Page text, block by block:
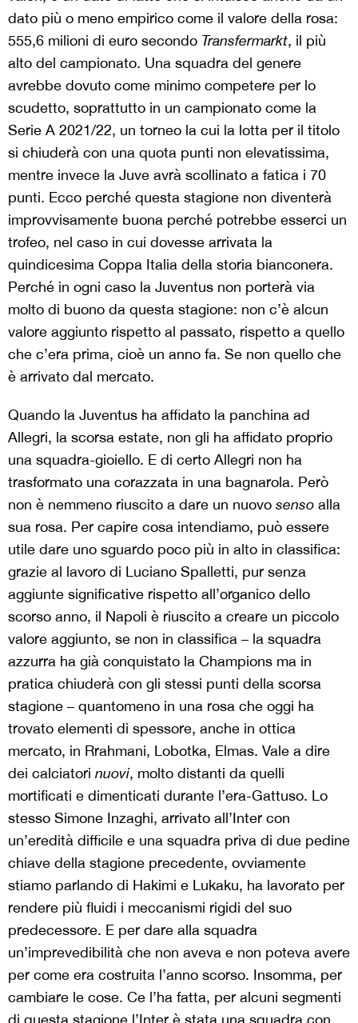
dato più o meno empirico come il valore della rosa:
555,6 milioni di euro secondo Transfermarkt, il più
alto del campionato. Una squadra del genere
avrebbe dovuto come minimo competere per lo
scudetto, soprattutto in un campionato come la
Serie A 2021/22, un torneo la cui la lotta per il titolo
si chiuderà con una quota punti non elevatissima,
mentre invece la Juve avrà scollinato a fatica i 70
punti. Ecco perché questa stagione non diventerà
improvvisamente buona perché potrebbe esserci un
trofeo, nel caso in cui dovesse arrivata la
quindicesima Coppa Italia della storia bianconera.
Perché in ogni caso la Juventus non porterà via
molto di buono da questa stagione: non c’è alcun
valore aggiunto rispetto al passato, rispetto a quello
che c’era prima, cioè un anno fa. Se non quello che
è arrivato dal mercato.
Quando la Juventus ha affidato la panchina ad
Allegri, la scorsa estate, non gli ha affidato proprio
una squadra-gioiello. E di certo Allegri non ha
trasformato una corazzata in una bagnarola. Però
non è nemmeno riuscito a dare un nuovo senso alla
sua rosa. Per capire cosa intendiamo, può essere
utile dare uno sguardo poco più in alto in classifica:
grazie al lavoro di Luciano Spalletti, pur senza
aggiunte significative rispetto all’organico dello
scorso anno, il Napoli è riuscito a creare un piccolo
valore aggiunto, se non in classifica – la squadra
azzurra ha già conquistato la Champions ma in
pratica chiuderà con gli stessi punti della scorsa
stagione – quantomeno in una rosa che oggi ha
trovato elementi di spessore, anche in ottica
mercato, in Rrahmani, Lobotka, Elmas. Vale a dire
dei calciatori nuovi, molto distanti da quelli
mortificati e dimenticati durante l’era-Gattuso. Lo
stesso Simone Inzaghi, arrivato all’Inter con
un’eredità difficile e una squadra priva di due pedine
chiave della stagione precedente, ovviamente
stiamo parlando di Hakimi e Lukaku, ha lavorato per
rendere più fluidi i meccanismi rigidi del suo
predecessore. E per dare alla squadra
un’imprevedibilità che non aveva e non poteva avere
per come era costruita l’anno scorso. Insomma, per
cambiare le cose. Ce l’ha fatta, per alcuni segmenti